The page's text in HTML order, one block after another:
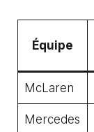
Équipe
McLaren
Mercedes